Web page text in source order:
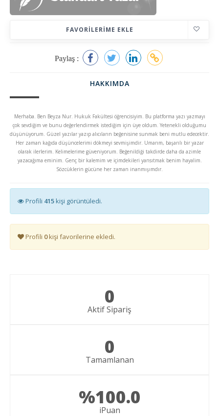
FAVORILERIME EKLE
Paylaş :
HAKKIMDA
Merhaba. Ben Beyza Nur. Hukuk Fakültesi öğrencisiyim. Bu platforma yazı yazmayı
çok sevdiğim ve bunu değerlendirmek istediğim için üye oldum. Yetenekli olduğumu
düşünüyorum. Güzel yazılar yazıp alıcıların beğenisine sunmak beni mutlu edecektir.
Her zaman kağıda düşüncelerimi dökmeyi sevmişimdir. Umarım, başarılı bir yazar
olarak ilerlerim. Kelimelerime güveniyorum. Beğenildiği takdirde daha da azimle
yazacağıma eminim. Genç bir kalemim ve içimdekileri yansıtmak benim hayalim.
Sözcüklerin gücüne her zaman inanmışımdır.
Profili 415kişi görüntüledi.
Profili 0kişi favorilerine ekledi.
0
Aktif Sipariş
0
Tamamlanan
%100.0
iPuan